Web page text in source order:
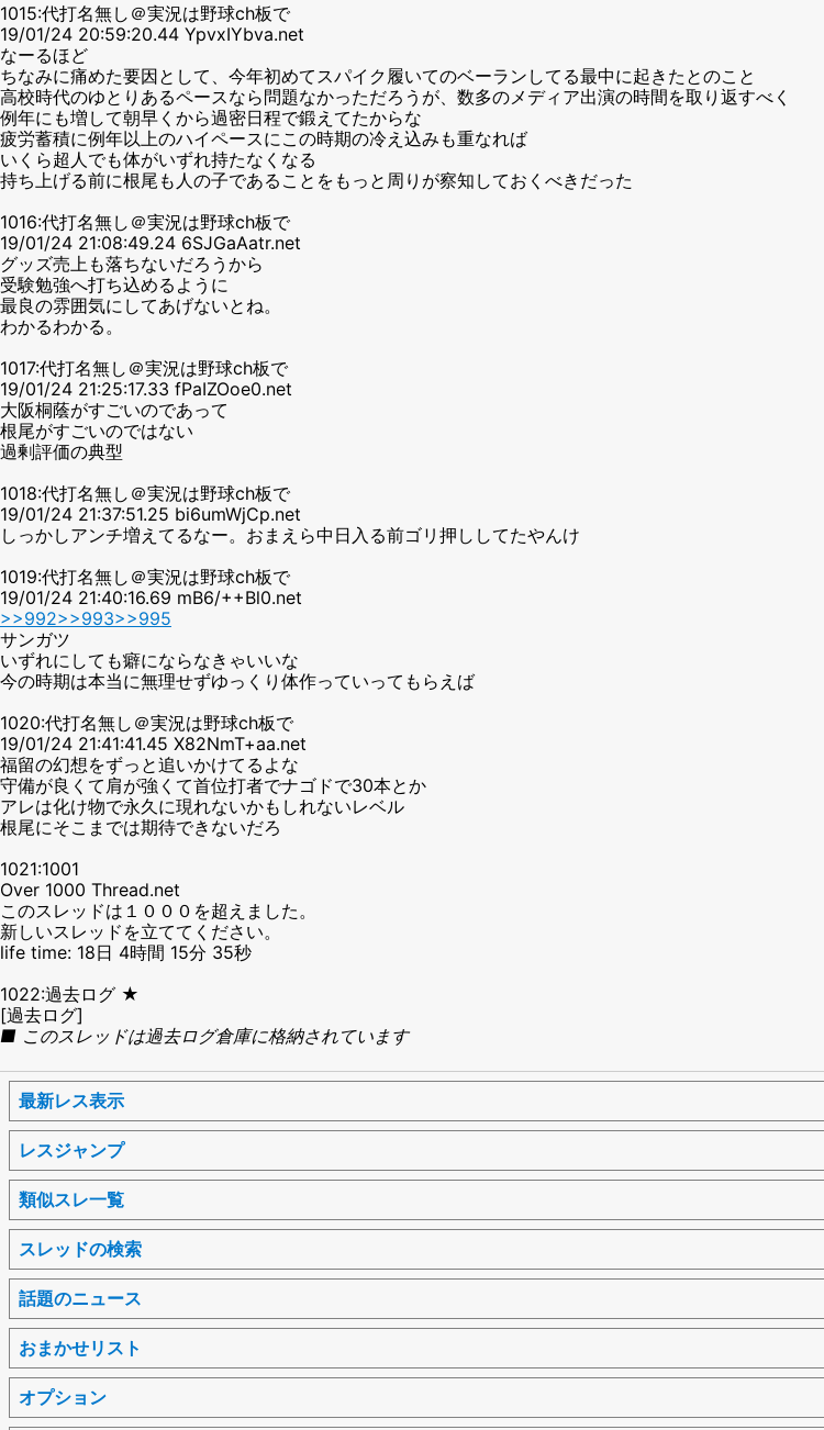
1015:代打名無し＠実況は野球ch板で
19/01/24 20:59:20.44 YpvxIYbva.net
なーるほど
ちなみに痛めた要因として、今年初めてスパイク履いてのベーランしてる最中に起きたとのこと
高校時代のゆとりあるペースなら問題なかっただろうが、数多のメディア出演の時間を取り返すべく
例年にも増して朝早くから過密日程で鍛えてたからな
疲労蓄積に例年以上のハイペースにこの時期の冷え込みも重なれば
いくら超人でも体がいずれ持たなくなる
持ち上げる前に根尾も人の子であることをもっと周りが察知しておくべきだった
1016:代打名無し＠実況は野球ch板で
19/01/24 21:08:49.24 6SJGaAatr.net
グッズ売上も落ちないだろうから
受験勉強へ打ち込めるように
最良の雰囲気にしてあげないとね。
わかるわかる。
1017:代打名無し＠実況は野球ch板で
19/01/24 21:25:17.33 fPaIZOoe0.net
大阪桐蔭がすごいのであって
根尾がすごいのではない
過剰評価の典型
1018:代打名無し＠実況は野球ch板で
19/01/24 21:37:51.25 bi6umWjCp.net
しっかしアンチ増えてるなー。おまえら中日入る前ゴリ押ししてたやんけ
1019:代打名無し＠実況は野球ch板で
19/01/24 21:40:16.69 mB6/++Bl0.net
>>992>>993>>995
サンガツ
いずれにしても癖にならなきゃいいな
今の時期は本当に無理せずゆっくり体作っていってもらえば
1020:代打名無し＠実況は野球ch板で
19/01/24 21:41:41.45 X82NmT+aa.net
福留の幻想をずっと追いかけてるよな
守備が良くて肩が強くて首位打者でナゴドで30本とか
アレは化け物で永久に現れないかもしれないレベル
根尾にそこまでは期待できないだろ
1021:1001
Over 1000 Thread.net
このスレッドは１０００を超えました。
新しいスレッドを立ててください。
life time: 18日 4時間 15分 35秒
1022:過去ログ ★
[過去ログ]
■ このスレッドは過去ログ倉庫に格納されています
最新レス表示
レスジャンプ
類似スレ一覧
スレッドの検索
話題のニュース
おまかせリスト
オプション